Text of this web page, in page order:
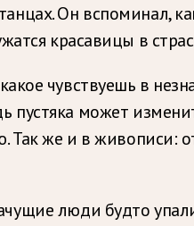
Он вспоминал,
красавицы в
чувствуешь в
пустяка может
же и в живописи:
люди будто